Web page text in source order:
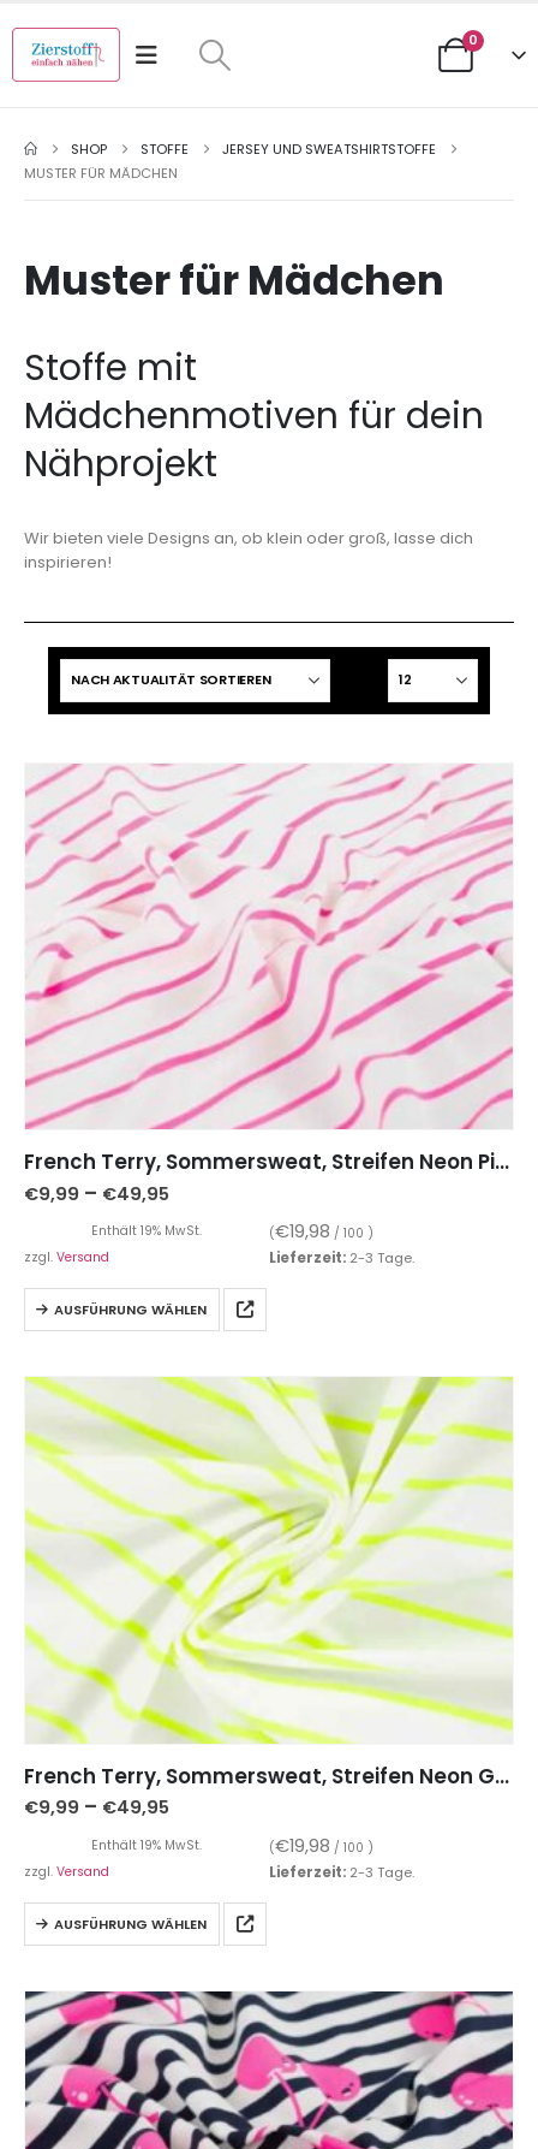
0
SHOP STOFFE
JERSEY UND SWEATSHIRTSTOFFE
MUSTER FÜR MÄDCHEN
Muster für Mädchen
Stoffe mit
Mädchenmotiven für dein
Nähprojekt
Wir bieten viele Designs an, ob klein oder groß, lasse dich
inspirieren!
French Terry, Sommersweat, Streifen Neon Pink
€9,99 – €49,95
Enthält 19% MwSt. (€19,98 / 100 )
zzgl. Versand Lieferzeit: 2-3 Tage.
AUSFÜHRUNG WÄHLEN
French Terry, Sommersweat, Streifen Neon Gelb / Beige
€9,99 – €49,95
Enthält 19% MwSt. (€19,98 / 100 )
zzgl. Versand Lieferzeit: 2-3 Tage.
AUSFÜHRUNG WÄHLEN